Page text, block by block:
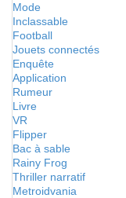
Mode
Inclassable
Football
Jouets connectés
Enquête
Application
Rumeur
Livre
VR
Flipper
Bac à sable
Rainy Frog
Thriller narratif
Metroidvania